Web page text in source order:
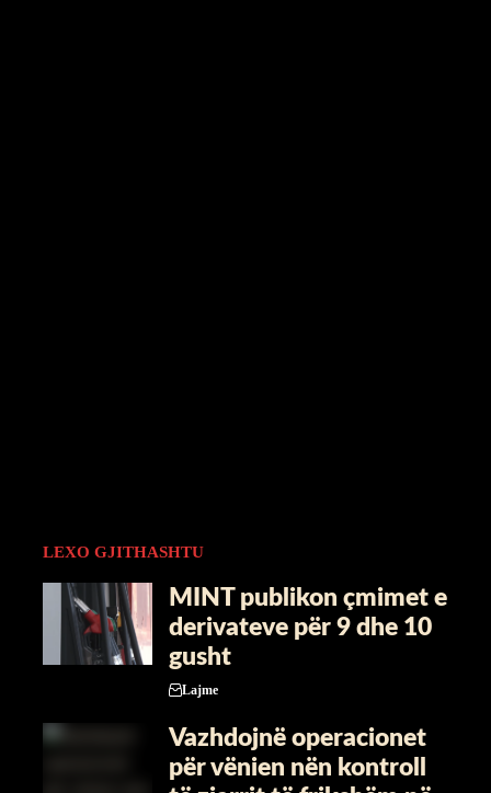
LEXO GJITHASHTU
MINT publikon çmimet e
derivateve për 9 dhe 10
gusht
Lajme
​Vazhdojnë operacionet
për vënien nën kontroll